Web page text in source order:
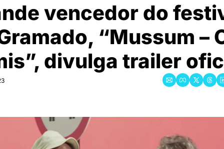
vencedor do
“Mussum –
divulga trailer